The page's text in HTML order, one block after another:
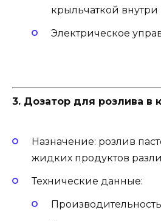
крыльчаткой внутри
Электрическое
3. Дозатор для розлива в
Назначение: розлив
жидких продуктов
Технические данные: